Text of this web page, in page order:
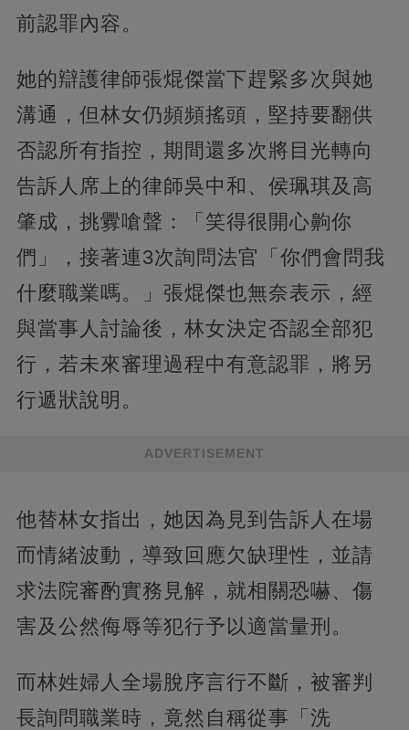
前認罪內容。
她的辯護律師張焜傑當下趕緊多次與她
溝通，但林女仍頻頻搖頭，堅持要翻供
否認所有指控，期間還多次將目光轉向
告訴人席上的律師吳中和、侯珮琪及高
肇成，挑釁嗆聲：「笑得很開心齁你
們」，接著連3次詢問法官「你們會問我
什麼職業嗎。」張焜傑也無奈表示，經
與當事人討論後，林女決定否認全部犯
行，若未來審理過程中有意認罪，將另
行遞狀說明。
ADVERTISEMENT
他替林女指出，她因為見到告訴人在場
而情緒波動，導致回應欠缺理性，並請
求法院審酌實務見解，就相關恐嚇、傷
害及公然侮辱等犯行予以適當量刑。
而林姓婦人全場脫序言行不斷，被審判
長詢問職業時，竟然自稱從事「洗